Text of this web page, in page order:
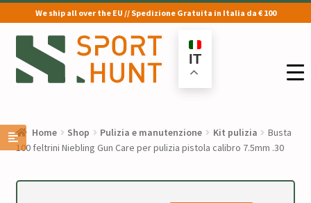
We ship all over the EU // Spedizione Gratuita in Italia da € 100
Vai
alla
navigazione
Vai
al
contenuto
IT
Home Shop Pulizia e manutenzione Kit pulizia
Busta
100 feltrini Niebling Gun Care per pulizia pistola calibro 7.5mm .30